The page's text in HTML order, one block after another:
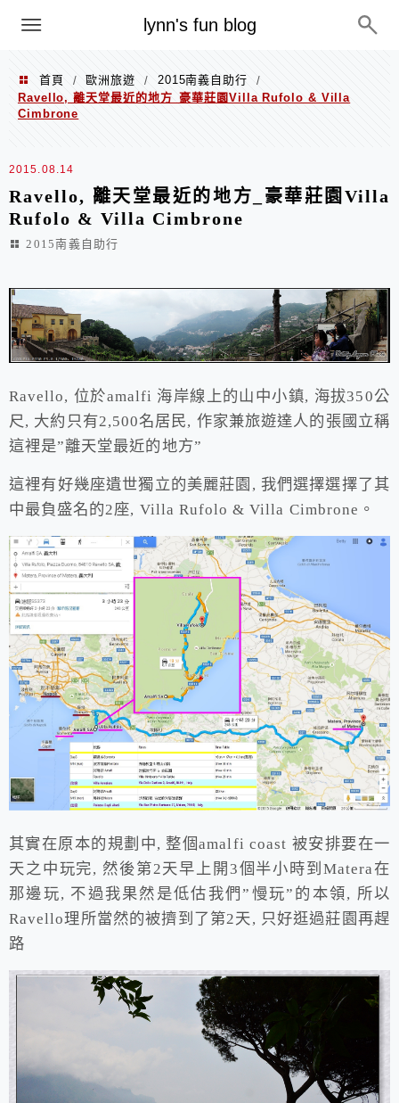
lynn's fun blog
menu
首頁 / 歐洲旅遊 / 2015南義自助行
/
Ravello, 離天堂最近的地方_豪華莊園Villa Rufolo & Villa
Cimbrone
2015.08.14
Ravello, 離天堂最近的地方_豪華莊園Villa
Rufolo & Villa Cimbrone
2015南義自助行
Ravello, 位於amalfi 海岸線上的山中小鎮, 海拔350公
尺, 大約只有2,500名居民, 作家兼旅遊達人的張國立稱
這裡是”離天堂最近的地方”
這裡有好幾座遺世獨立的美麗莊園, 我們選擇選擇了其
中最負盛名的2座, Villa Rufolo & Villa Cimbrone。
其實在原本的規劃中, 整個amalfi coast 被安排要在一
天之中玩完, 然後第2天早上開3個半小時到Matera在
那邊玩, 不過我果然是低估我們”慢玩”的本領, 所以
Ravello理所當然的被擠到了第2天, 只好逛過莊園再趕
路